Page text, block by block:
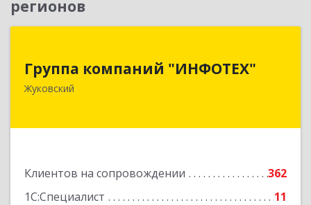
регионов
Группа компаний "ИНФОТЕХ"
Жуковский
Клиентов на сопровождении
362
1С:Специалист
11
140180, Московская обл, Жуковский г, Чкалова
Подробнее